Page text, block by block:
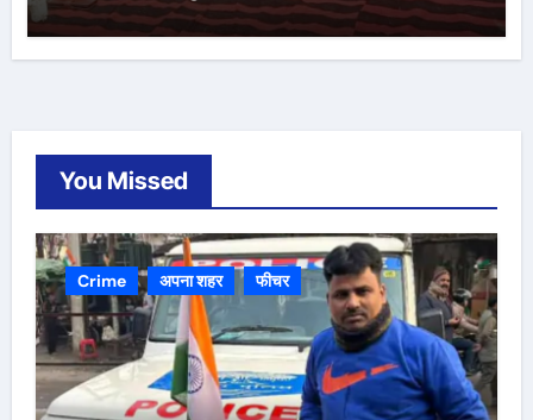
You Missed
Crime अपना शहर फीचर